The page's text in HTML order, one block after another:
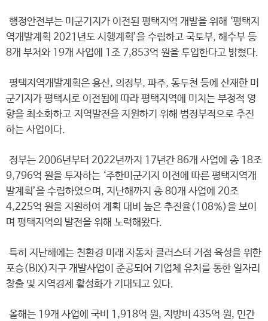
행정안전부는 미군기지가 이전된 평택지역 개발을 위해 ‘평택지
역개발계획 2021년도 시행계획’을 수립하고 국토부, 해수부 등
8개 부처와 19개 사업에 1조 7,853억 원을 투입한다고 밝혔다.
평택지역개발계획은 용산, 의정부, 파주, 동두천 등에 산재한 미
군기지가 평택시로 이전됨에 따라 평택지역에 미치는 부정적 영
향을 최소화하고 지역발전을 지원하기 위해 범정부적으로 추진
하는 사업이다.
정부는 2006년부터 2022년까지 17년간 86개 사업에 총 18조
9,796억 원을 투자하는 ‘주한미군기지 이전에 따른 평택지역개
발계획’을 수립하였으며, 지난해까지 총 80개 사업에 20조
4,225억 원을 지원하여 계획 대비 높은 추진율(108%)을 보이
며 평택지역의 발전을 위해 노력해왔다.
특히 지난해에는 친환경 미래 자동차 클러스터 거점 육성을 위한
포승(BIX)지구 개발사업이 준공되어 기업체 유치를 통한 일자리
창출 및 지역경제 활성화가 기대되고 있다.
올해는 19개 사업에 국비 1,918억 원, 지방비 435억 원, 민간